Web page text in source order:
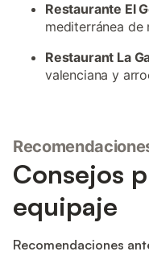
Restaurante El
mediterránea de
Restaurant La
valenciana y
Consejos
equipaje
Recomendaciones